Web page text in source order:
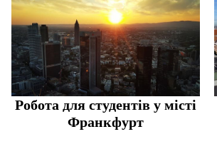
Робота для студентів у місті
Франкфурт